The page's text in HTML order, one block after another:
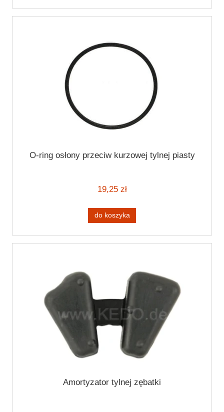
O-ring osłony przeciw kurzowej tylnej piasty
19,25 zł
do koszyka
Amortyzator tylnej zębatki